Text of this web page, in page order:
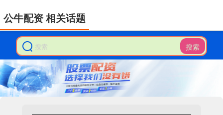
搜索
公牛配资 相关话题